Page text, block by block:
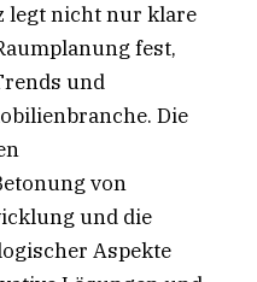
legt nicht nur klare
fest,
und
Die
von
und die
Aspekte